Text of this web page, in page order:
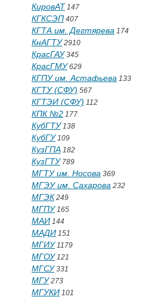
КировАТ 147
КГКСЭП 407
КГТА им. Дегтярева 174
КнАГТУ2910
КрасГАУ345
КрасГМУ629
КГПУ им. Астафьева 133
КГТУ (СФУ) 567
КГТЭИ (СФУ) 112
КПК №2 177
КубГТУ138
КубГУ109
КузГПА 182
КузГТУ789
МГТУ им. Носова 369
МГЭУ им. Сахарова 232
МГЭК 249
МГПУ165
МАИ 144
МАДИ 151
МГИУ1179
МГОУ121
МГСУ331
МГУ273
МГУКИ 101